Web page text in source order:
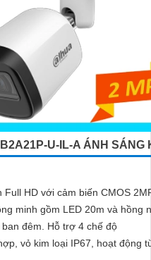
U-IL-A ÁNH SÁNG
HD với cảm biến CMOS
minh gồm LED 20m và hồng
trợ 4 chế độ
vỏ kim loại IP67, hoạt động